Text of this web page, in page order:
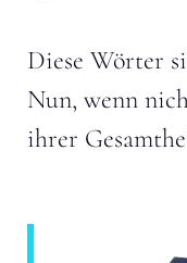
Diese Wörter
Nun, wenn
ihrer